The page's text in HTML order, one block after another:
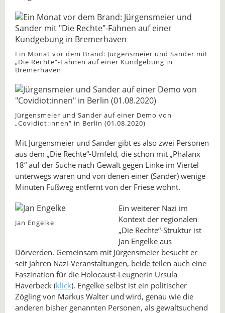
Ein Monat vor dem Brand: Jürgensmeier und Sander mit
„Die Rechte“-Fahnen auf einer Kundgebung in
Bremerhaven
Jürgensmeier und Sander auf einer Demo von
„Covidiot:innen“ in Berlin (01.08.2020)
Mit Jürgensmeier und Sander gibt es also zwei Personen
aus dem „Die Rechte“-Umfeld, die schon mit „Phalanx
18“ auf der Suche nach Gewalt gegen Linke im Viertel
unterwegs waren und von denen einer (Sander) wenige
Minuten Fußweg entfernt von der Friese wohnt.
Jan Engelke
Ein weiterer Nazi im
Kontext der regionalen
„Die Rechte“-Struktur ist
Jan Engelke aus
Dörverden. Gemeinsam mit Jürgensmeier besucht er
seit Jahren Nazi-Veranstaltungen, beide teilen auch eine
Faszination für die Holocaust-Leugnerin Ursula
Haverbeck (klick). Engelke selbst ist ein politischer
Zögling von Markus Walter und wird, genau wie die
anderen bisher genannten Personen, als gewaltsuchend